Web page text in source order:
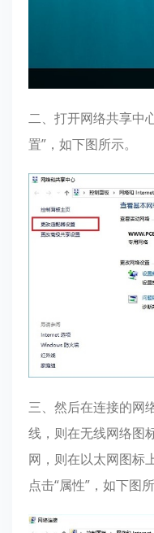
二、打开网络共享中
置”，如下图所示。
三、然后在连接的网
线，则在无线网络图
网，则在以太网图标
点击“属性”，如下图所